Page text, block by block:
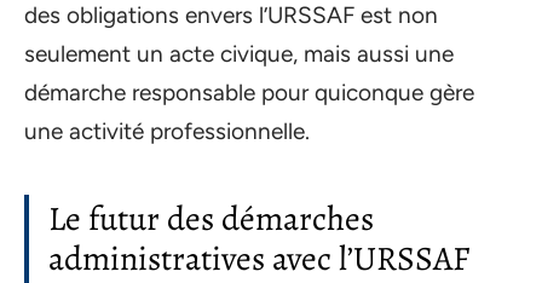
des obligations envers l’URSSAF est non
seulement un acte civique, mais aussi une
démarche responsable pour quiconque gère
une activité professionnelle.
Le futur des démarches
administratives avec l’URSSAF